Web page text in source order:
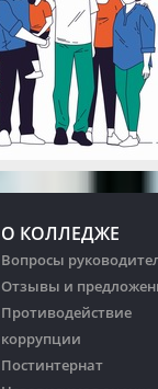
О КОЛЛЕДЖЕ
Вопросы
Отзывы и
Противодействие
коррупции
Постинтернат